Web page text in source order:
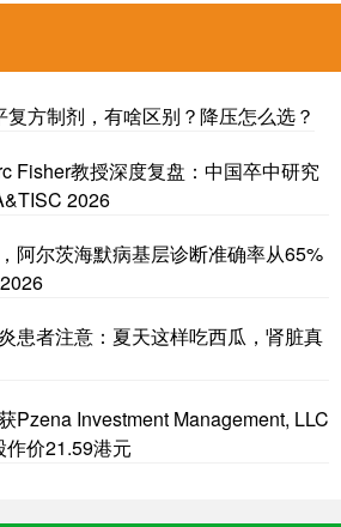
方制剂，有啥区别？降压怎么选？
Fisher教授深度复盘：中国卒中研究
2026
阿尔茨海默病基层诊断准确率从65%
患者注意：夏天这样吃西瓜，肾脏真
Pzena Investment Management, LLC
价21.59港元